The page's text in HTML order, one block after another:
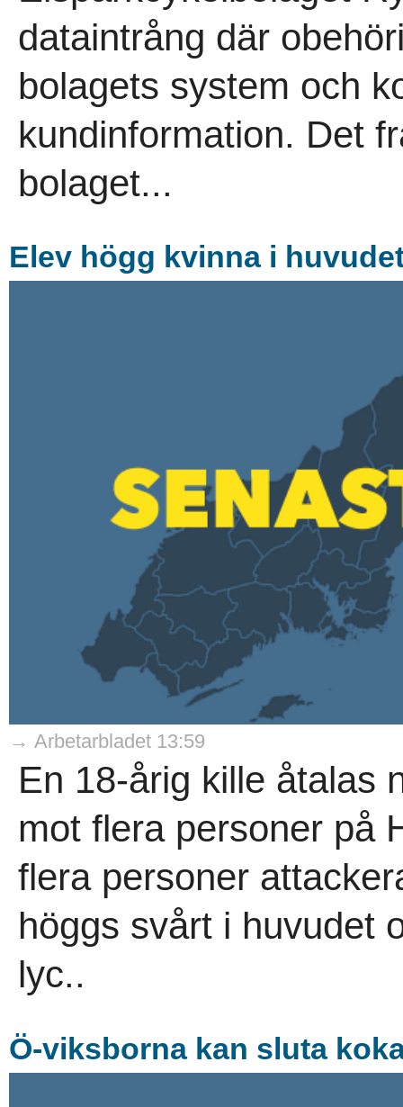
dataintrång där
bolagets system och
kundinformation. Det
bolaget...
Elev högg kvinna i
→ Arbetarbladet 13:59
En 18-årig kille åtalas
mot flera personer på
flera personer
höggs svårt i huvudet
lyc..
Ö-viksborna kan sluta